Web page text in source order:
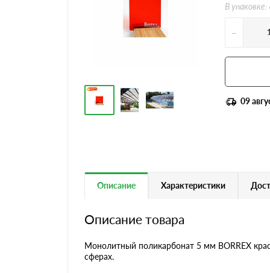
В
-
09
Описание Характеристики
Описание товара
Монолитный поликарбонат 5 мм BORREX
сферах.